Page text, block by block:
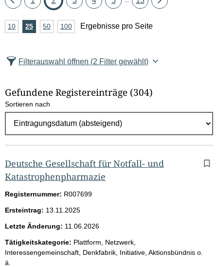
zurück
A
z
l
E
g
e
b
n
i
s
e
p
r
10Ergebnisse
25Ergebnisse
50Ergebnisse
100Ergebnisse
Ergebnisse pro Seite
Filterauswahl öffnen (2 Filter gewählt)
Gefundene Registereinträge (304)
Sortieren nach
Deutsche Gesellschaft für Notfall- und
Katastrophenpharmazie
Registernummer: R007699
Ersteintrag: 13.11.2025
Letzte Änderung: 11.06.2026
Tätigkeitskategorie: Plattform, Netzwerk,
Interessengemeinschaft, Denkfabrik, Initiative, Aktionsbündnis o.
ä.